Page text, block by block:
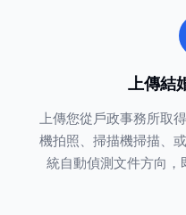
上傳
上傳您從戶政事務所取
機拍照、掃描機掃描、
統自動偵測文件方向